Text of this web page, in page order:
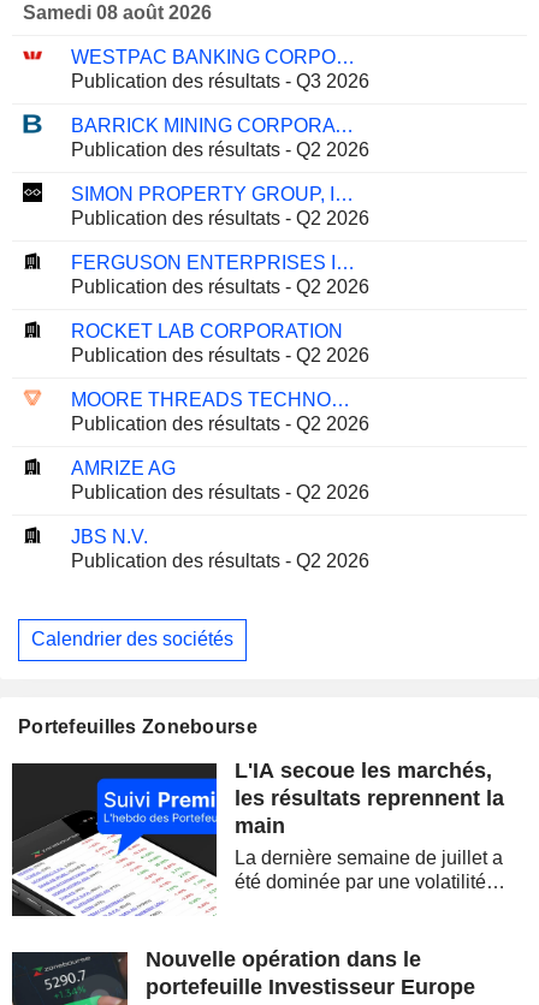
Samedi 08 août 2026
WESTPAC BANKING CORPORATION
Publication des résultats - Q3 2026
BARRICK MINING CORPORATION
Publication des résultats - Q2 2026
SIMON PROPERTY GROUP, INC.
Publication des résultats - Q2 2026
FERGUSON ENTERPRISES INC.
Publication des résultats - Q2 2026
ROCKET LAB CORPORATION
Publication des résultats - Q2 2026
MOORE THREADS TECHNOLOGY CO., LTD.
Publication des résultats - Q2 2026
AMRIZE AG
Publication des résultats - Q2 2026
JBS N.V.
Publication des résultats - Q2 2026
Calendrier des sociétés
Portefeuilles Zonebourse
L'IA secoue les marchés,
les résultats reprennent la
main
La dernière semaine de juillet a
été dominée par une volatilité
semi-conducteurs. Les
inquiétudes sur la soutenabilité
Nouvelle opération dans le
portefeuille Investisseur Europe